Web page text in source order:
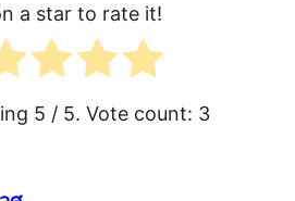
a star to rate it!
5 / 5. Vote count: 3